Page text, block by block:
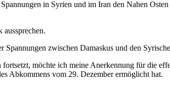
in Syrien und im Iran den Nahen
zwischen Damaskus und den
möchte ich meine Anerkennung für die
Abkommens vom 29. Dezember ermöglicht hat.